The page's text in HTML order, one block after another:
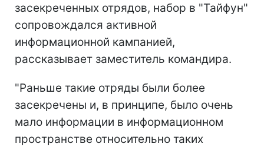
засекреченных отрядов, набор в "Тайфун"
сопровождался активной
информационной кампанией,
рассказывает заместитель командира.
"Раньше такие отряды были более
засекречены и, в принципе, было очень
мало информации в информационном
пространстве относительно таких